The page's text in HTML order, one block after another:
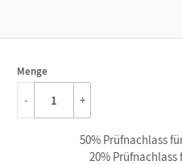
selbstständigen
Menge
1
- +
50% Prüfnachlass
20% Prüfnachlass